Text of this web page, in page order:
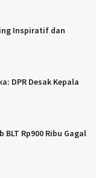
Inspiratif dan
DPR Desak Kepala
BLT Rp900 Ribu Gagal